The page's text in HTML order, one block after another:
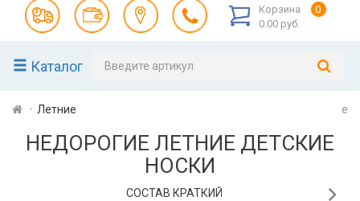
Корзина
0
0.00 руб.
Каталог
Летние e
НЕДОРОГИЕ ЛЕТНИЕ ДЕТСКИЕ
НОСКИ
СОСТАВ КРАТКИЙ